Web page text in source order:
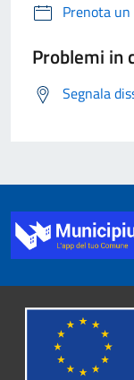
Prenota
Problemi in
Segnala